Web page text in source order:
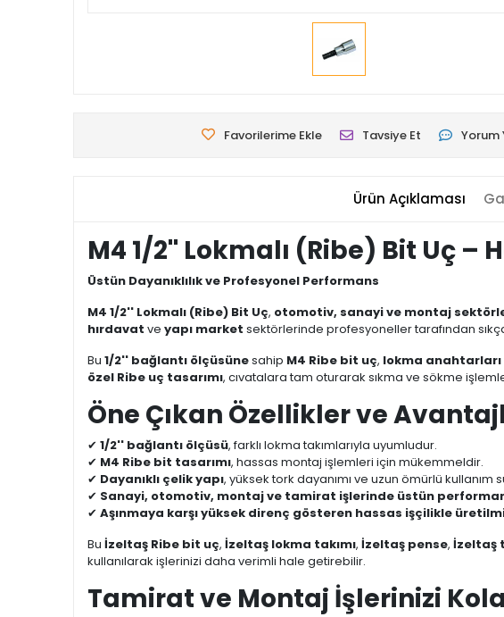
Favorilerime Ekle Tavsiye Et Yorum
Ürün Açıklaması
M4 1/2'' Lokmalı (Ribe) Bit Uç –
Üstün Dayanıklılık ve Profesyonel Performans
M4 1/2'' Lokmalı (Ribe) Bit Uç, otomotiv, sanayi ve montaj
hırdavat ve yapı market sektörlerinde profesyoneller tarafından
Bu 1/2'' bağlantı ölçüsünesahip M4 Ribe bit uç, lokma
özel Ribe uç tasarımı, cıvatalara tam oturarak sıkma ve sökme
Öne Çıkan Özellikler ve
✔ 1/2'' bağlantı ölçüsü, farklı lokma takımlarıyla uyumludur.
✔ M4 Ribe bit tasarımı, hassas montaj işlemleri için mükemmeldir.
✔ Dayanıklı çelik yapı, yüksek tork dayanımı ve uzun ömürlü kullanım
✔ Sanayi, otomotiv, montaj ve tamirat işlerinde üstün
✔ Aşınmaya karşı yüksek direnç gösteren hassas işçilikle
Bu İzeltaş Ribe bit uç, İzeltaş lokma takımı, İzeltaş pense, İzeltaş
kullanılarak işlerinizi daha verimli hale getirebilir.
Tamirat ve Montaj İşlerinizi